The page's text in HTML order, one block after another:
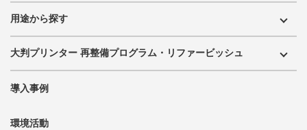
用途から探す
大判プリンター 再整備プログラム・リファービッシュ
導入事例
環境活動